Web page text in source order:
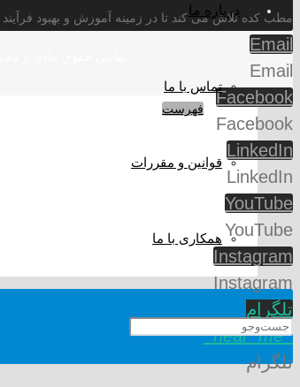
درباره ما
تماس با ما
قوانین و مقررات
همکاری با ما
مطب کده تلاش می کند تا در زمینه آموزش و بهبود
Email
Email
Facebook
Facebook
LinkedIn
LinkedIn
YouTube
YouTube
Instagram
Instagram
تلگرام
_near_me_
تلگرام
فهرست